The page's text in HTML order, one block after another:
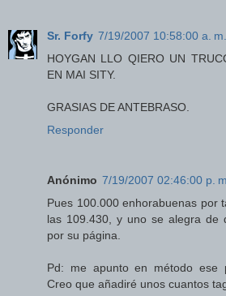
Sr. Forfy 7/19/2007 10:58:00 a. m.
HOYGAN LLO QIERO UN
EN MAI SITY.
GRASIAS DE ANTEBRASO.
Responder
Anónimo 7/19/2007 02:46:00 p.
Pues 100.000 enhorabuenas por
las 109.430, y uno se alegra de
por su página.
Pd: me apunto en método ese
Creo que añadiré unos cuantos